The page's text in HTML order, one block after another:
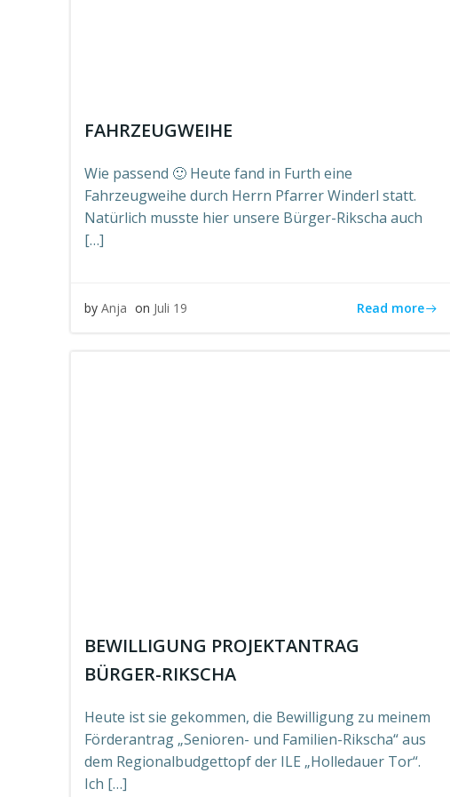
FAHRZEUGWEIHE
Wie passend 🙂 Heute fand in Furth eine
Fahrzeugweihe durch Herrn Pfarrer Winderl statt.
Natürlich musste hier unsere Bürger-Rikscha auch
[…]
by Anja on Juli 19 Read more
BEWILLIGUNG PROJEKTANTRAG
BÜRGER-RIKSCHA
Heute ist sie gekommen, die Bewilligung zu meinem
Förderantrag „Senioren- und Familien-Rikscha“ aus
dem Regionalbudgettopf der ILE „Holledauer Tor“.
Ich […]